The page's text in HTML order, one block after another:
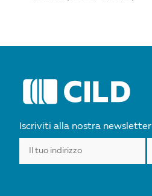
POST
Iscriviti alla nostra newsletter